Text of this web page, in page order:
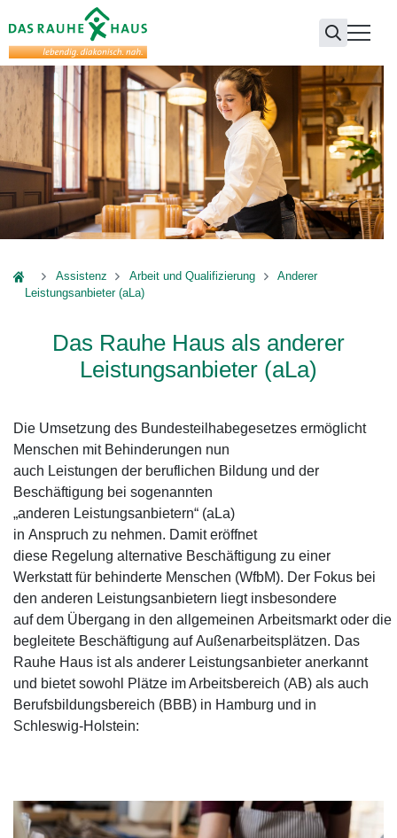
Das Rauhe Haus
Assistenz Arbeit und Qualifizierung
Anderer
Leistungsanbieter (aLa)
Das Rauhe Haus als anderer
Leistungsanbieter (aLa)
Die Umsetzung des Bundesteilhabegesetzes ermöglicht
Menschen mit Behinderungen nun
auch Leistungen der beruflichen Bildung und der
Beschäftigung bei sogenannten
„anderen Leistungsanbietern“ (aLa)
in Anspruch zu nehmen. Damit eröffnet
diese Regelung alternative Beschäftigung zu einer
Werkstatt für behinderte Menschen (WfbM). Der Fokus bei
den anderen Leistungsanbietern liegt insbesondere
auf dem Übergang in den allgemeinen Arbeitsmarkt oder die
begleitete Beschäftigung auf Außenarbeitsplätzen. Das
Rauhe Haus ist als anderer Leistungsanbieter anerkannt
und bietet sowohl Plätze im Arbeitsbereich (AB) als auch
Berufsbildungsbereich (BBB) in Hamburg und in
Schleswig-Holstein: